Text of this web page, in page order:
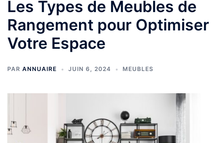
Les Types de Meubles de
Rangement pour Optimiser
Votre Espace
PAR ANNUAIRE JUIN 6, 2024 MEUBLES